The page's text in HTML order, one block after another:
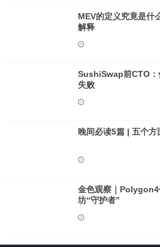
MEV的定义究竟是
解释
SushiSwap前CTO
失败
晚间必读5篇 | 五个
金色观察｜
坊“守护者”